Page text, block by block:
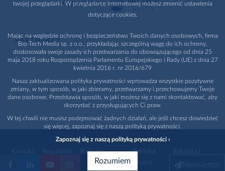
WYDAWCA
PARTNERZY
Polityka
prywatności
Polityka
promocja
twojej przeglądarki. W przeglądarce internetowej możesz zmienić ustawienia
dotyczące cookies.
Mając na względzie ochronę i bezpieczeństwo Twoich danych osobowych, firma
Bio-Tech Media sp. z o.o., przykładając szczególną wagę do ich ochrony,
dostosowała swoje zasady ich przetwarzania do obowiązującego od dnia 25
maja 2018 roku Rozporządzenia Parlamentu Europejskiego i Rady (UE) z dnia 27
kwietnia 2016 r. nr 2016/679
Nasza zaktualizowana polityka prywatności wprowadza wszystkie pozytywne
zmiany, w tym sposób, w jaki zbieramy, przetwarzamy i przechowujemy Twoje
dane osobowe. Przedstawia sposób, w jaki możesz się z nami skontaktować, aby
skorzystać z przysługujących Ci praw.
W tej chwili nie musisz podejmować żadnych działań, ale jeśli chcesz dowiedzieć
się więcej, zapoznaj się z naszą polityką prywatności.
Zapoznaj się z naszą polityką prywatności ›
Rozumiem Newsletter